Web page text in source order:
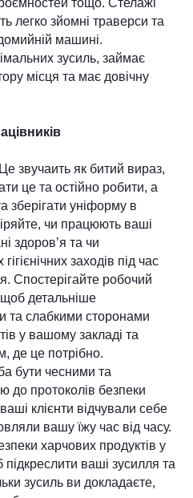
тощо. Стелажі
легко зйомні траверси та
машині.
зусиль, займає
місця та має довічну
звучаить як битий вираз,
це та остійно робити, а
зберігати уніформу в
чи працюють ваші
здоров’я та чи
заходів під час
Спостерігайте робочий
детальніше
та слабкими сторонами
у вашому закладі та
де це потрібно.
бути чесними та
до протоколів безпеки
клієнти відчували себе
вашу їжу час від часу.
харчових продуктів у
ваші зусилля та
зусиль ви докладаєте,